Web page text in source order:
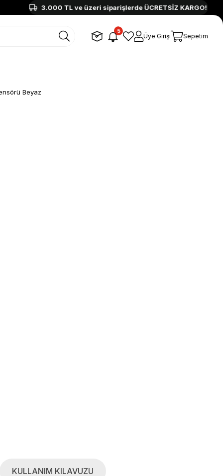
3.000 TL ve üzeri siparişlerde ÜCRETSİZ KARGO!
5
Üye Girişi Sepetim
Beyaz
KULLANIM KILAVUZU